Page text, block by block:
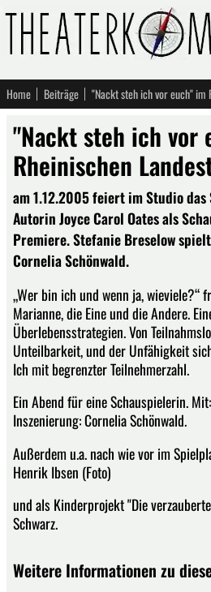
Home Beiträge
"Nackt steh ich vor
Rheinischen
am 1.12.2005 feiert im Studio
Autorin Joyce Carol Oates als
Premiere. Stefanie Breselow
Cornelia Schönwald.
„Wer bin ich und wenn ja, wieviele?“
Marianne, die Eine und die Andere.
Überlebensstrategien. Von
Unteilbarkeit, und der Unfähigkeit
Ich mit begrenzter Teilnehmerzahl.
Ein Abend für eine Schauspielerin.
Inszenierung: Cornelia Schönwald.
Außerdem u.a. nach wie vor im
Henrik Ibsen (Foto)
und als Kinderprojekt "Die
Schwarz.
Weitere Informationen zu